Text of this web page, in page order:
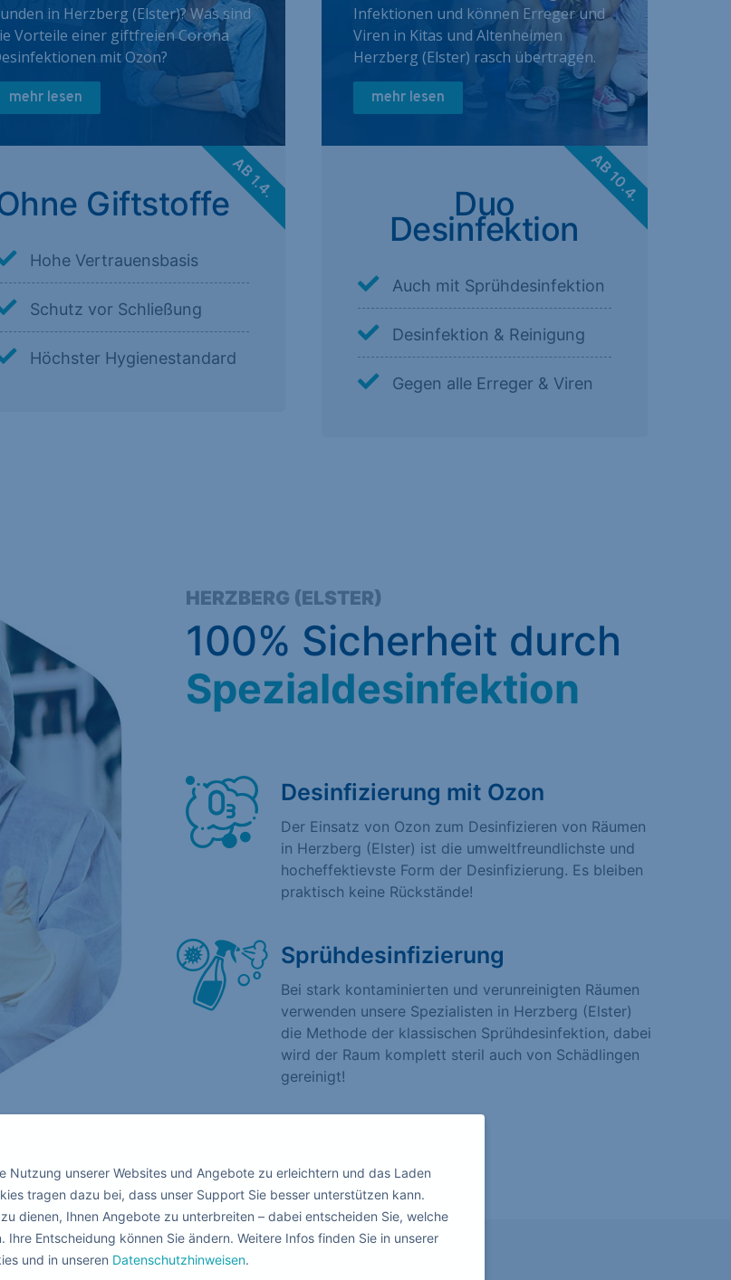
in Herzberg (Elster)? Was sind
Vorteile einer giftfreien Corona
mit Ozon?
mehr lesen
Giftstoffe
Hohe Vertrauensbasis
Schutz vor Schließung
Höchster Hygienestandard
AB 1.4.
Infektionen und können Erreger und
Viren in Kitas und Altenheimen
Herzberg (Elster) rasch übertragen.
mehr lesen
Duo
Desinfektion
Auch mit Sprühdesinfektion
Desinfektion & Reinigung
Gegen alle Erreger & Viren
AB 10.4.
HERZBERG (ELSTER)
100% Sicherheit durch
Spezialdesinfektion
Desinfizierung mit Ozon
Der Einsatz von Ozon zum Desinfizieren von Räumen
in Herzberg (Elster) ist die umweltfreundlichste und
hocheffektievste Form der Desinfizierung. Es bleiben
praktisch keine Rückstände!
Sprühdesinfizierung
Bei stark kontaminierten und verunreinigten Räumen
verwenden unsere Spezialisten in Herzberg (Elster)
die Methode der klassischen Sprühdesinfektion, dabei
wird der Raum komplett steril auch von Schädlingen
gereinigt!
Nutzung unserer Websites und Angebote zu erleichtern und das Laden
tragen dazu bei, dass unser Support Sie besser unterstützen kann.
dienen, Ihnen Angebote zu unterbreiten – dabei entscheiden Sie, welche
Ihre Entscheidung können Sie ändern. Weitere Infos finden Sie in unserer
und in unseren Datenschutzhinweisen.